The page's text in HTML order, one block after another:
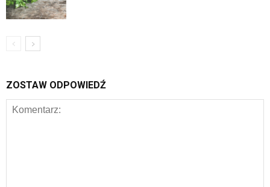
ZOSTAW ODPOWIEDŹ